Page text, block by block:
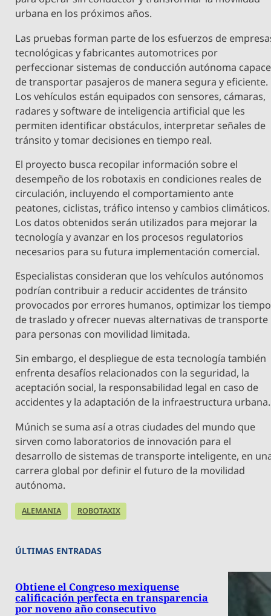
urbana en los próximos años.
Las pruebas forman parte de los esfuerzos de
tecnológicas y fabricantes automotrices por
perfeccionar sistemas de conducción autónoma
de transportar pasajeros de manera segura y eficiente.
Los vehículos están equipados con sensores, cámaras,
radares y software de inteligencia artificial que les
permiten identificar obstáculos, interpretar señales de
tránsito y tomar decisiones en tiempo real.
El proyecto busca recopilar información sobre el
desempeño de los robotaxis en condiciones reales de
circulación, incluyendo el comportamiento ante
peatones, ciclistas, tráfico intenso y cambios climáticos.
Los datos obtenidos serán utilizados para mejorar la
tecnología y avanzar en los procesos regulatorios
necesarios para su futura implementación comercial.
Especialistas consideran que los vehículos autónomos
podrían contribuir a reducir accidentes de tránsito
provocados por errores humanos, optimizar los
de traslado y ofrecer nuevas alternativas de transporte
para personas con movilidad limitada.
Sin embargo, el despliegue de esta tecnología también
enfrenta desafíos relacionados con la seguridad, la
aceptación social, la responsabilidad legal en caso de
accidentes y la adaptación de la infraestructura urbana.
Múnich se suma así a otras ciudades del mundo que
sirven como laboratorios de innovación para el
desarrollo de sistemas de transporte inteligente, en
carrera global por definir el futuro de la movilidad
autónoma.
ALEMANIA ROBOTAXIX
ÚLTIMAS ENTRADAS
Obtiene el Congreso mexiquense
calificación perfecta en transparencia
por noveno año consecutivo